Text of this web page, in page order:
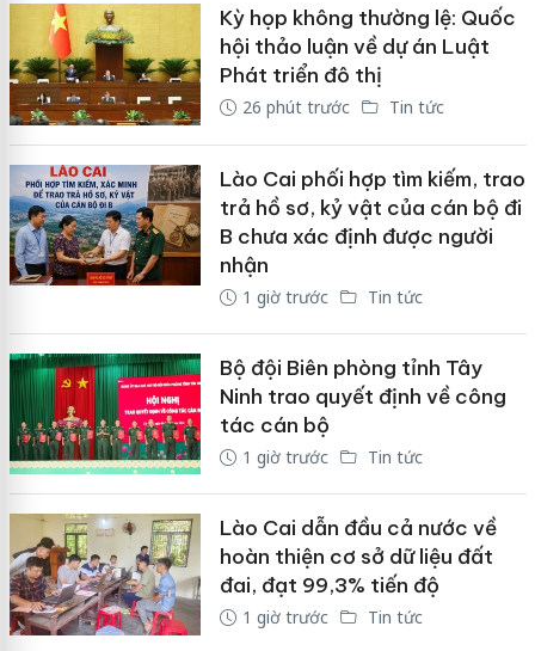
Kỳ họp không thường lệ: Quốc
hội thảo luận về dự án Luật
Phát triển đô thị
26 phút trước Tin tức
Lào Cai phối hợp tìm kiếm, trao
trả hồ sơ, kỷ vật của cán bộ đi
B chưa xác định được người
nhận
1 giờ trước Tin tức
Bộ đội Biên phòng tỉnh Tây
Ninh trao quyết định về công
tác cán bộ
1 giờ trước Tin tức
Lào Cai dẫn đầu cả nước về
hoàn thiện cơ sở dữ liệu đất
đai, đạt 99,3% tiến độ
1 giờ trước Tin tức